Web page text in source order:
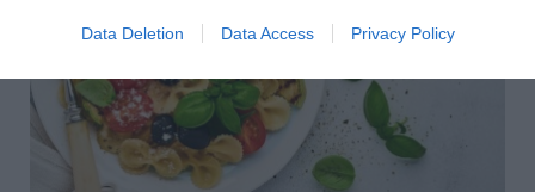
Data Deletion Data Access Privacy Policy